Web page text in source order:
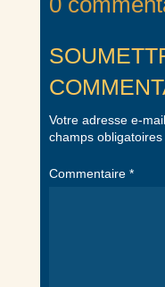
Votre adresse e-
champs
Commentaire *